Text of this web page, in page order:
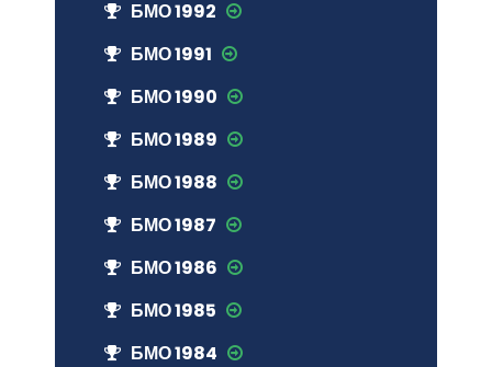
БМО 1992
БМО 1991
БМО 1990
БМО 1989
БМО 1988
БМО 1987
БМО 1986
БМО 1985
БМО 1984